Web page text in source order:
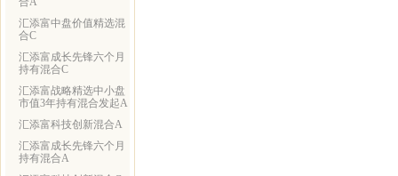
汇添富中盘价值精选混
合C
汇添富成长先锋六个月
持有混合C
汇添富战略精选中小盘
市值3年持有混合发起A
汇添富科技创新混合A
汇添富成长先锋六个月
持有混合A